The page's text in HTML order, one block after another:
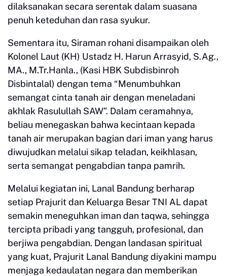
dilaksanakan secara serentak dalam suasana
penuh keteduhan dan rasa syukur.
Sementara itu, Siraman rohani disampaikan oleh
Kolonel Laut (KH) Ustadz H. Harun Arrasyid, S.Ag.,
MA., M.Tr.Hanla., (Kasi HBK Subdisbinroh
Disbintalal) dengan tema “Menumbuhkan
semangat cinta tanah air dengan meneladani
akhlak Rasulullah SAW”. Dalam ceramahnya,
beliau menegaskan bahwa kecintaan kepada
tanah air merupakan bagian dari iman yang harus
diwujudkan melalui sikap teladan, keikhlasan,
serta semangat pengabdian tanpa pamrih.
Melalui kegiatan ini, Lanal Bandung berharap
setiap Prajurit dan Keluarga Besar TNI AL dapat
semakin meneguhkan iman dan taqwa, sehingga
tercipta pribadi yang tangguh, profesional, dan
berjiwa pengabdian. Dengan landasan spiritual
yang kuat, Prajurit Lanal Bandung diyakini mampu
menjaga kedaulatan negara dan memberikan